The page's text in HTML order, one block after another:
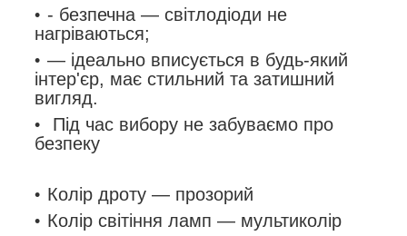
- безпечна — світлодіоди не
нагріваються;
— ідеально вписується в будь-який
інтер'єр, має стильний та затишний
вигляд.
Під час вибору не забуваємо про
безпеку
Колір дроту — прозорий
Колір світіння ламп — мультиколір